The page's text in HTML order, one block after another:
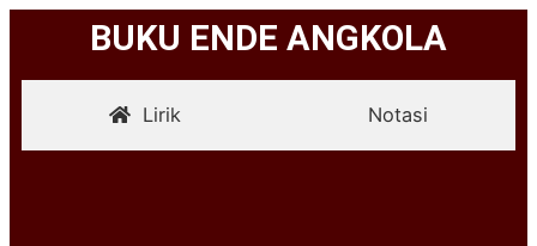
BUKU ENDE ANGKOLA
Lirik Notasi